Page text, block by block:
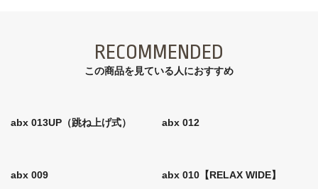
RECOMMENDED
この商品を見ている⼈におすすめ
abx 013UP（跳ね上げ式） abx 012
abx 009 abx 010【RELAX WIDE】